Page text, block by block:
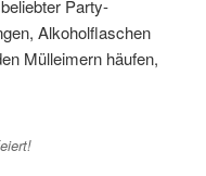
Party-
Alkoholflaschen
Mülleimern häufen,